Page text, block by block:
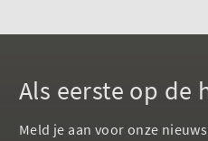
Als eerste op de
Meld je aan voor onze